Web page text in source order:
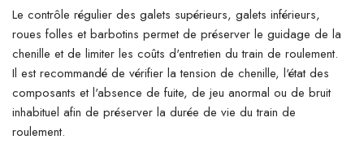
Le contrôle régulier des galets supérieurs, galets inférieurs,
roues folles et barbotins permet de préserver le guidage de la
chenille et de limiter les coûts d'entretien du train de roulement.
Il est recommandé de vérifier la tension de chenille, l'état des
composants et l'absence de fuite, de jeu anormal ou de bruit
inhabituel afin de préserver la durée de vie du train de
roulement.